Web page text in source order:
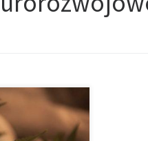
w
z poprawą